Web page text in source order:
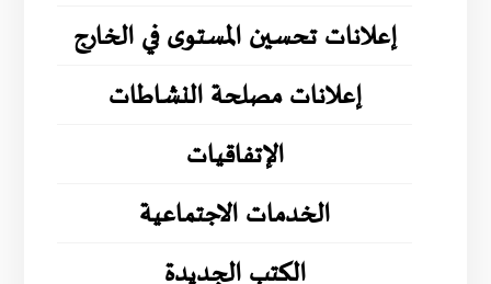
إعلانات تحسين المستوى في الخارج
إعلانات مصلحة النشاطات
الإتفاقيات
الخدمات الاجتماعية
الكتب الجديدة